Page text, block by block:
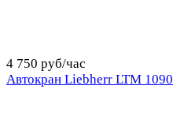
4 750 руб/час
Автокран Liebherr LTM 1090